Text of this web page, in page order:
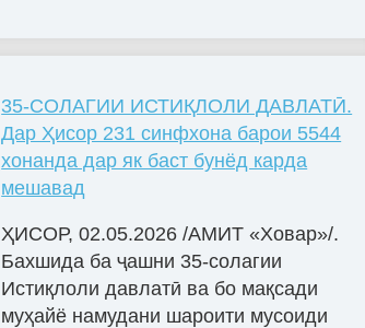
35-СОЛАГИИ ИСТИҚЛОЛИ ДАВЛАТӢ.
Дар Ҳисор 231 синфхона барои 5544
хонанда дар як баст бунёд карда
мешавад
ҲИСОР, 02.05.2026 /АМИТ «Ховар»/.
Бахшида ба ҷашни 35-солагии
Истиқлоли давлатӣ ва бо мақсади
муҳайё намудани шароити мусоиди